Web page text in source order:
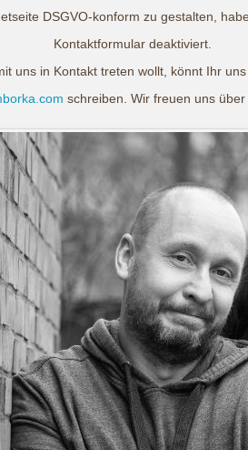
DSGVO-konform zu gestalten,
Kontaktformular deaktiviert.
uns in Kontakt treten wollt, könnt Ihr
schreiben. Wir freuen uns